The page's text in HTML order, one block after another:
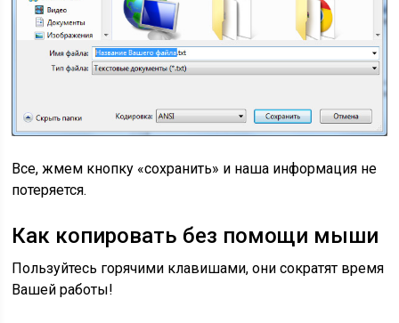
Все, жмем кнопку «сохранить» и наша информация не
потеряется.
Как копировать без помощи мыши
Пользуйтесь горячими клавишами, они сократят время
Вашей работы!